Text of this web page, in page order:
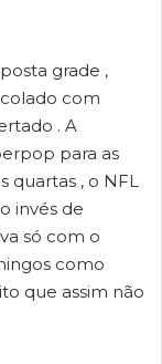
grade ,
com
. A
para as
quartas , o NFL
invés de
só com o
como
que assim não